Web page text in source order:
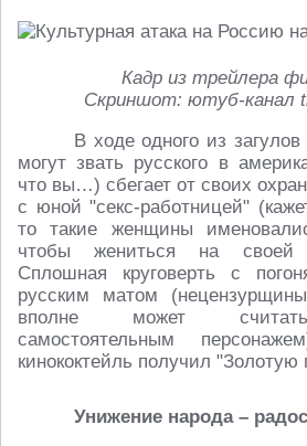
Кадр из трейлера
Скриншот: ютуб-канал
В ходе одного из
могут звать русского в
что вы…) сбегает от своих
с юной "секс-работницей"
то такие женщины
чтобы жениться на своей
Сплошная круговерть с
русским матом
вполне может
самостоятельным
кинококтейль получил
Унижение народа –